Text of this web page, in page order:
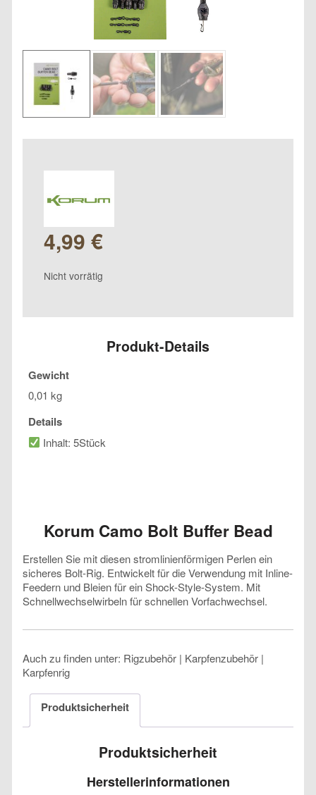
Korum Camo Bolt Buffer Bead
Erstellen Sie mit diesen stromlinienförmigen Perlen ein
sicheres Bolt-Rig. Entwickelt für die Verwendung mit Inline-
Feedern und Bleien für ein Shock-Style-System. Mit
Schnellwechselwirbeln für schnellen Vorfachwechsel.
Auch zu finden unter: Rigzubehör | Karpfenzubehör |
Karpfenrig
4,99 €
Nicht vorrätig
Produkt-Details
Gewicht
0,01 kg
Details
Inhalt: 5Stück
Produktsicherheit
Produktsicherheit
Herstellerinformationen